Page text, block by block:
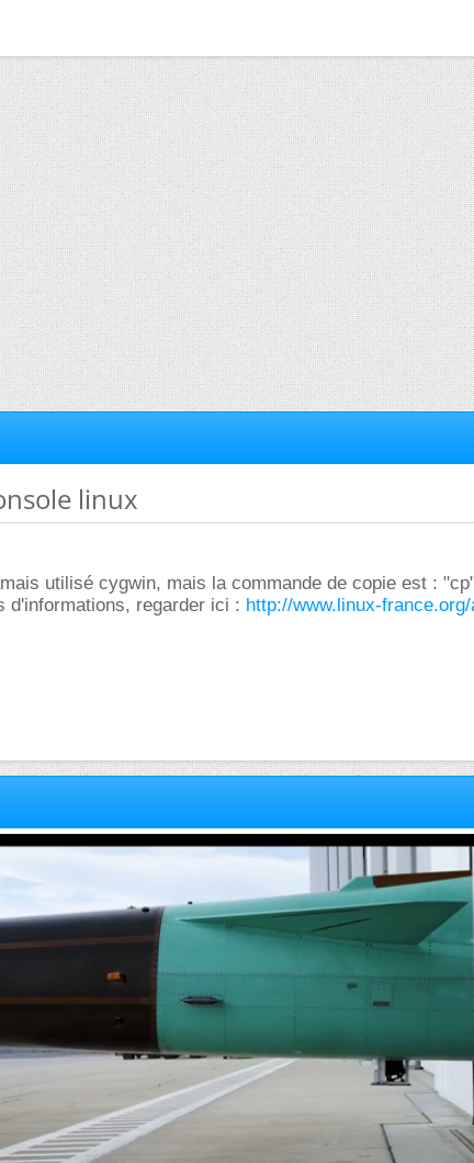
linux
utilisé cygwin, mais la commande de copie est :
d'informations, regarder ici : http://www.linux-